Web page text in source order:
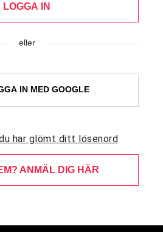
LOGGA IN
eller
IN MED GOOGLE
har glömt ditt lösenord
ANMÄL DIG HÄR